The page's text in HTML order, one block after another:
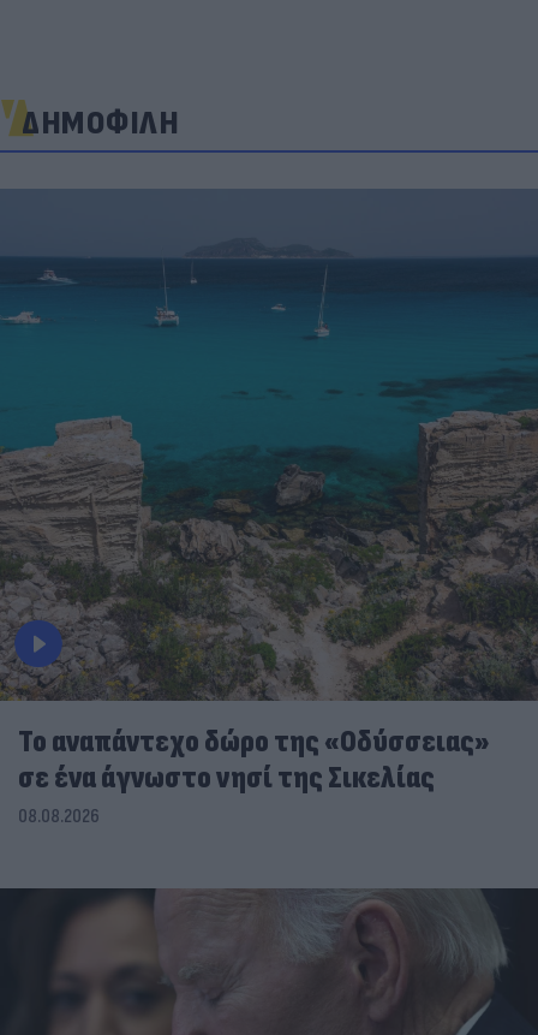
ΔΗΜΟΦΙΛΗ
To αναπάντεχο δώρο της «Οδύσσειας»
σε ένα άγνωστο νησί της Σικελίας
08.08.2026